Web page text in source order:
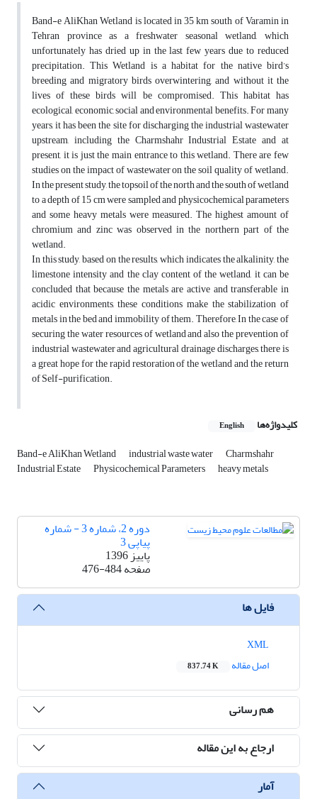
Band-e AliKhan Wetland is located in 35 km south of Varamin in
Tehran province as a freshwater seasonal wetland, which
unfortunately has dried up in the last few years due to reduced
precipitation. This Wetland is a habitat for the native bird’s
breeding and migratory birds overwintering, and without it the
lives of these birds will be compromised. This habitat has
ecological, economic, social and environmental benefits. For many
years, it has been the site for discharging the industrial wastewater
upstream, including the Charmshahr Industrial Estate and at
present, it is just the main entrance to this wetland. There are few
studies on the impact of wastewater on the soil quality of wetland.
In the present study, the topsoil of the north and the south of wetland
to a depth of 15 cm were sampled and physicochemical parameters
and some heavy metals were measured. The highest amount of
chromium and zinc was observed in the northern part of the
wetland.
In this study, based on the results, which indicates the alkalinity, the
limestone intensity and the clay content of the wetland, it can be
concluded that because the metals are active and transferable in
acidic environments, these conditions make the stabilization of
metals in the bed and immobility of them. Therefore, In the case of
securing the water resources of wetland and also the prevention of
industrial wastewater and agricultural drainage discharges, there is
a great hope for the rapid restoration of the wetland and the return
of Self-purification.
کلیدواژه‌ها English
Band-e AliKhan Wetland industrial waste water Charmshahr
Industrial Estate Physicochemical Parameters heavy metals
دوره 2، شماره 3 - شماره
پیاپی 3
پاییز 1396
صفحه476-484
فایل ها
اصل مقاله
837.74 K
هم رسانی
ارجاع به این مقاله
آمار